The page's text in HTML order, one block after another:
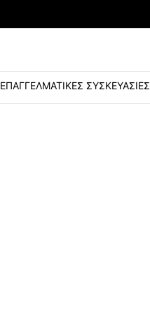
ΕΠΑΓΓΕΛΜΑΤΙΚΈΣ ΣΥΣΚΕΥΑΣΊΕΣ